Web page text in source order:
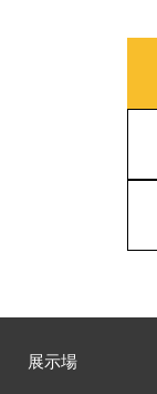
展示場